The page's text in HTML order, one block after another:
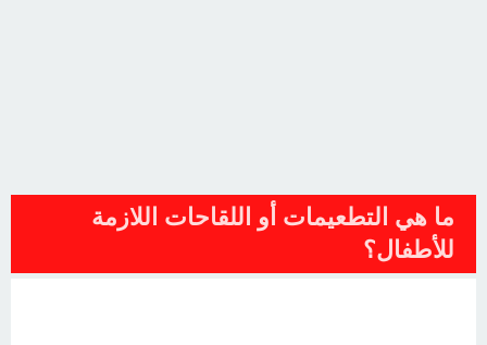
ما هي التطعيمات أو اللقاحات اللازمة
للأطفال؟